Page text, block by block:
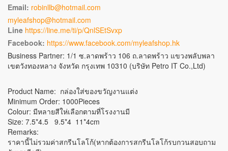
Email: robinllb@hotmail.com
myleafshop@hotmail.com
Line https://line.me/ti/p/QnlSEtSvxp
Facebook: https://www.facebook.com/myleafshop.hk
Business Partner: 1/1 ซ.ลาดพร้าว 106 ถ.ลาดพร้าว แขวงพลับพลา
เขตวังทองหลาง จังหวัด กรุงเทพ 10310 (บริษัท Petro IT Co.,Ltd)
Product Name: กล่องใส่ของขวัญงานแต่ง
Minimum Order: 1000Pieces
Colour: มีหลายสีให่เลือกตามที่โรงงานมี
Size: 7.5*4.5 9.5*4 11*4cm
Remarks:
ราคานี้ไม่รวมค่าสกรีนโลโก้(หากต้องการสกรีนโลโก้รบกวนสอบถาม